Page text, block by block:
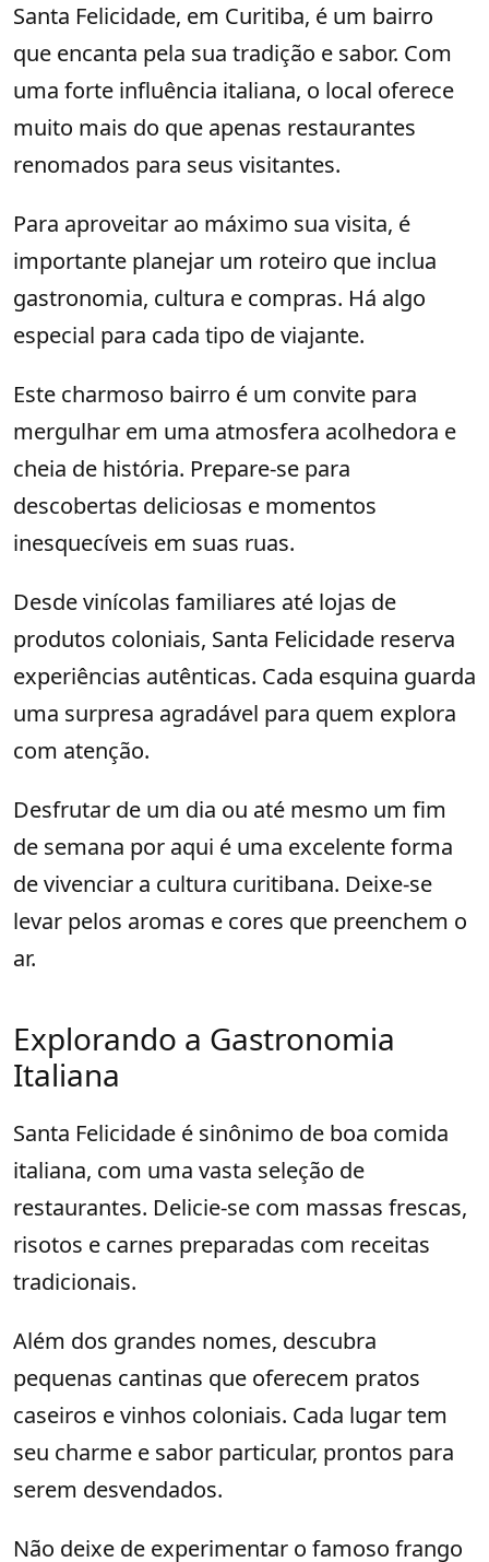
Santa Felicidade, em Curitiba, é um bairro
que encanta pela sua tradição e sabor. Com
uma forte influência italiana, o local oferece
muito mais do que apenas restaurantes
renomados para seus visitantes.
Para aproveitar ao máximo sua visita, é
importante planejar um roteiro que inclua
gastronomia, cultura e compras. Há algo
especial para cada tipo de viajante.
Este charmoso bairro é um convite para
mergulhar em uma atmosfera acolhedora e
cheia de história. Prepare-se para
descobertas deliciosas e momentos
inesquecíveis em suas ruas.
Desde vinícolas familiares até lojas de
produtos coloniais, Santa Felicidade reserva
experiências autênticas. Cada esquina guarda
uma surpresa agradável para quem explora
com atenção.
Desfrutar de um dia ou até mesmo um fim
de semana por aqui é uma excelente forma
de vivenciar a cultura curitibana. Deixe-se
levar pelos aromas e cores que preenchem o
ar.
Explorando a Gastronomia
Italiana
Santa Felicidade é sinônimo de boa comida
italiana, com uma vasta seleção de
restaurantes. Delicie-se com massas frescas,
risotos e carnes preparadas com receitas
tradicionais.
Além dos grandes nomes, descubra
pequenas cantinas que oferecem pratos
caseiros e vinhos coloniais. Cada lugar tem
seu charme e sabor particular, prontos para
serem desvendados.
Não deixe de experimentar o famoso frango